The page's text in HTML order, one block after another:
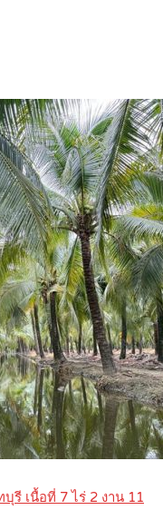
รี เนื้อที่ 7 ไร่ 2 งาน 11